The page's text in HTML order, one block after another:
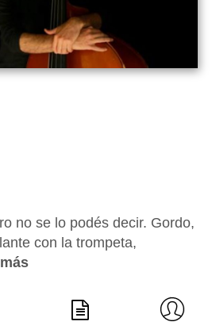
no se lo podés decir. Gordo,
con la trompeta,